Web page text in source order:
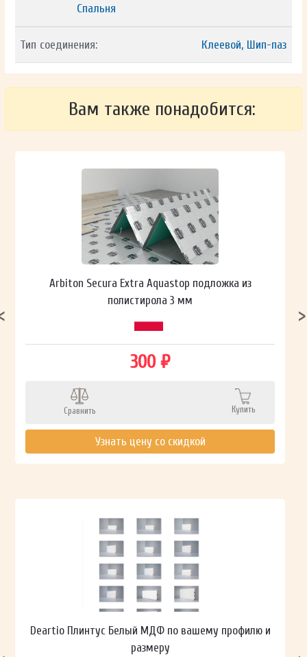
Спальня
Тип соединения: Клеевой, Шип-паз
Вам также понадобится:
Arbiton Secura Extra Aquastop подложка из
полистирола 3 мм
300 ₽
Сравнить Купить
Узнать цену со скидкой
Deartio Плинтус Белый МДФ по вашему профилю и
размеру